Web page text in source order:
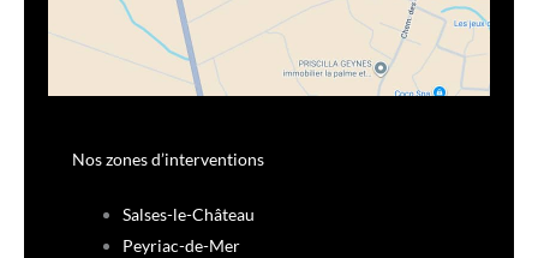
Nos zones d’interventions
Salses-le-Château
Peyriac-de-Mer